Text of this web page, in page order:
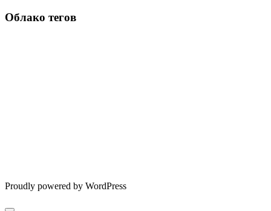
Облако тегов
Proudly powered by WordPress